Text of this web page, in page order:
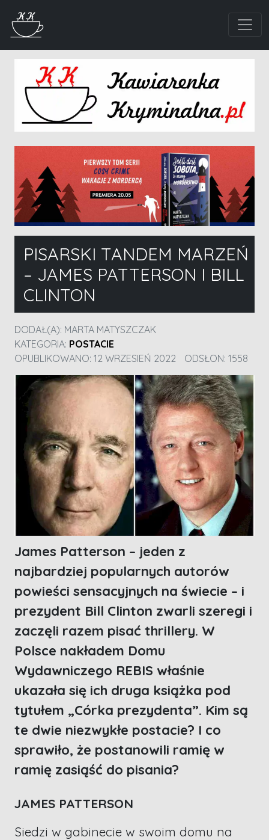
PISARSKI TANDEM MARZEŃ
– JAMES PATTERSON I BILL
CLINTON
DODAŁ(A): MARTA MATYSZCZAK
KATEGORIA: POSTACIE
OPUBLIKOWANO: 12 WRZESIEŃ 2022
ODSŁON: 1558
James Patterson – jeden z
najbardziej popularnych autorów
powieści sensacyjnych na świecie – i
prezydent Bill Clinton zwarli szeregi i
zaczęli razem pisać thrillery. W
Polsce nakładem Domu
Wydawniczego REBIS właśnie
ukazała się ich druga książka pod
tytułem „Córka prezydenta”. Kim są
te dwie niezwykłe postacie? I co
sprawiło, że postanowili ramię w
ramię zasiąść do pisania?
JAMES PATTERSON
Siedzi w gabinecie w swoim domu na